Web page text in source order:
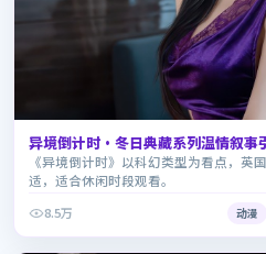
异境倒计时·冬日典藏系列温情叙事
《异境倒计时》以科幻类型为看点，英
适，适合休闲时段观看。
8.5万
动漫